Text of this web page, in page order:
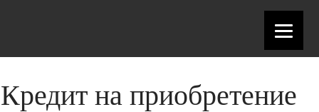
Кредит на приобретение